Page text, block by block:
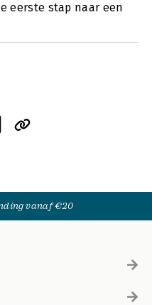
eerste stap naar een
vanaf €20